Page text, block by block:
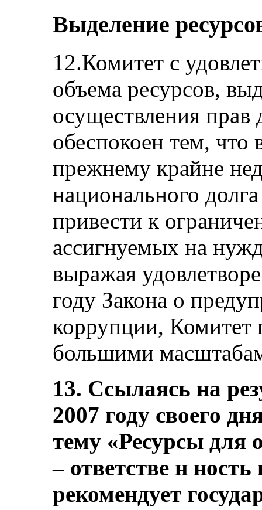
Выделение
12.Комитет с
объема ресурсов,
осуществления прав
обеспокоен тем,
прежнему крайне
национального
привести к
ассигнуемых на
выражая
году Закона о
коррупции, Комитет
большими
13. Ссылаясь на
2007 году своего
тему «Ресурсы для
– ответстве н
рекомендует